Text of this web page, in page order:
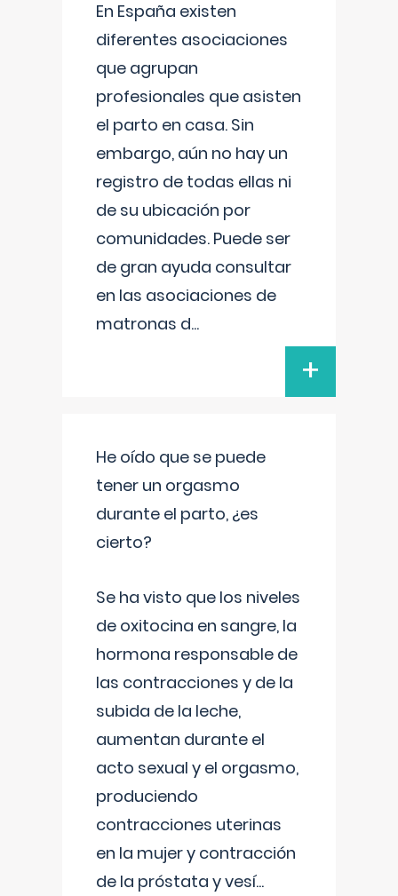
En España existen
diferentes asociaciones
que agrupan
profesionales que asisten
el parto en casa. Sin
embargo, aún no hay un
registro de todas ellas ni
de su ubicación por
comunidades. Puede ser
de gran ayuda consultar
en las asociaciones de
matronas d...
+
He oído que se puede
tener un orgasmo
durante el parto, ¿es
cierto?
Se ha visto que los niveles
de oxitocina en sangre, la
hormona responsable de
las contracciones y de la
subida de la leche,
aumentan durante el
acto sexual y el orgasmo,
produciendo
contracciones uterinas
en la mujer y contracción
de la próstata y vesí...